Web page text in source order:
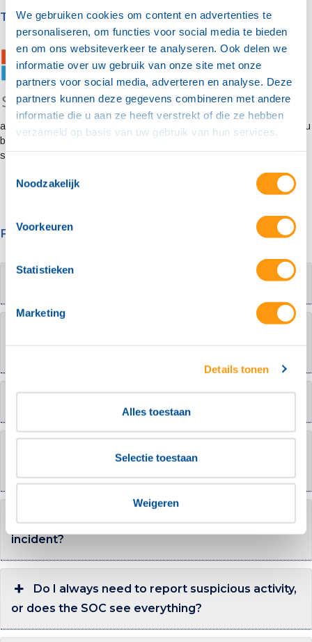
We gebruiken cookies om content en advertenties te
personaliseren, om functies voor social media te bieden
en om ons websiteverkeer te analyseren. Ook delen we
informatie over uw gebruik van onze site met onze
partners voor social media, adverteren en analyse. Deze
partners kunnen deze gegevens combineren met andere
informatie die u aan ze heeft verstrekt of die ze hebben
verzameld op basis van uw gebruik van hun services.
Noodzakelijk
Voorkeuren
Statistieken
Marketing
Details tonen
Alles toestaan
Selectie toestaan
Weigeren
The latest tools and most advanced technologies
At Masero, we use the latest
Microsoft technologies and stay
ahead of cybersecurity trends.
Our SOC analysts are deeply
passionate about cybersecurity
and are continuously training to sharpen their skills. This ensures you
benefit from our maximum vigilance and commitment to your digital
security - day and night.
FAQs
What is a Security Operations Center (SOC)?
What does the SOC do when a security
How quickly does the SOC respond to an
incident?
Do I always need to report suspicious activity,
or does the SOC see everything?